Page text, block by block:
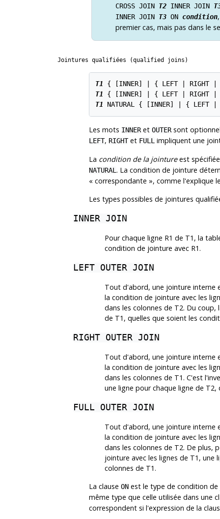
CROSS JOIN T2 INNER JOIN
INNER JOIN T3 ON condition
premier cas, mais pas dans le
Jointures qualifiées (qualified joins)
T1 { [INNER] | { LEFT | RIGHT |
T1 { [INNER] | { LEFT | RIGHT |
T1 NATURAL { [INNER] | { LEFT |
Les mots INNERet OUTERsont
LEFT, RIGHTet FULLimpliquent une
La condition de la jointureest
NATURAL. La condition de jointure
« correspondante », comme l'explique
Les types possibles de jointures
INNER JOIN
Pour chaque ligne R1 de T1, la
condition de jointure avec R1.
LEFT OUTER JOIN
Tout d'abord, une jointure interne
la condition de jointure avec les
dans les colonnes de T2. Du
de T1, quelles que soient les
RIGHT OUTER JOIN
Tout d'abord, une jointure interne
la condition de jointure avec les
dans les colonnes de T1. C'est
une ligne pour chaque ligne de
FULL OUTER JOIN
Tout d'abord, une jointure interne
la condition de jointure avec les
dans les colonnes de T2. De plus,
jointure avec les lignes de T1, une
colonnes de T1.
La clause ONest le type de condition de
même type que celle utilisée dans une
correspondent si l'expression de la